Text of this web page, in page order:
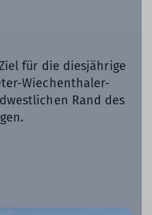
für die diesjährige
Wiechenthaler-
Rand des